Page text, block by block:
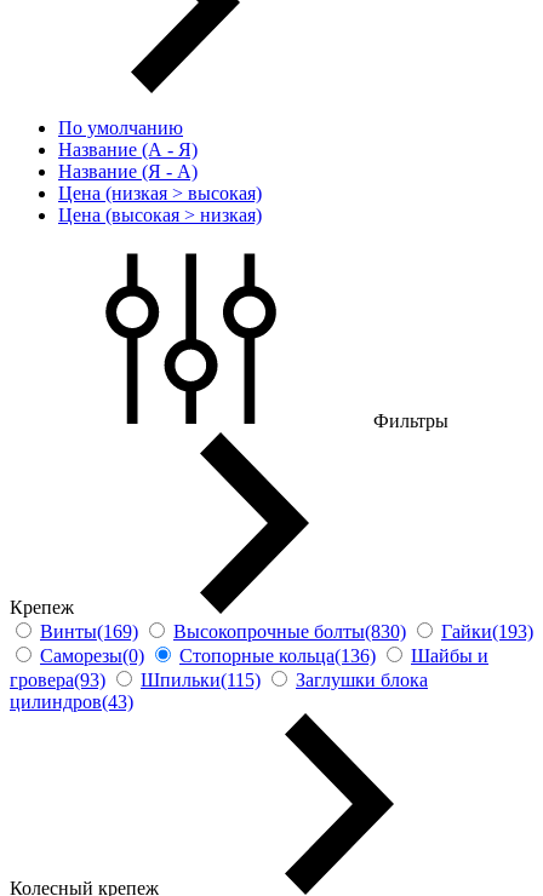
По умолчанию
Название (А - Я)
Название (Я - А)
Цена (низкая > высокая)
Цена (высокая > низкая)
Фильтры
Крепеж
Винты(169)
Высокопрочные болты(830)
Гайки(193)
Саморезы(0)
Стопорные кольца(136)
Шайбы и
гровера(93)
Шпильки(115)
Заглушки блока
цилиндров(43)
Колесный крепеж